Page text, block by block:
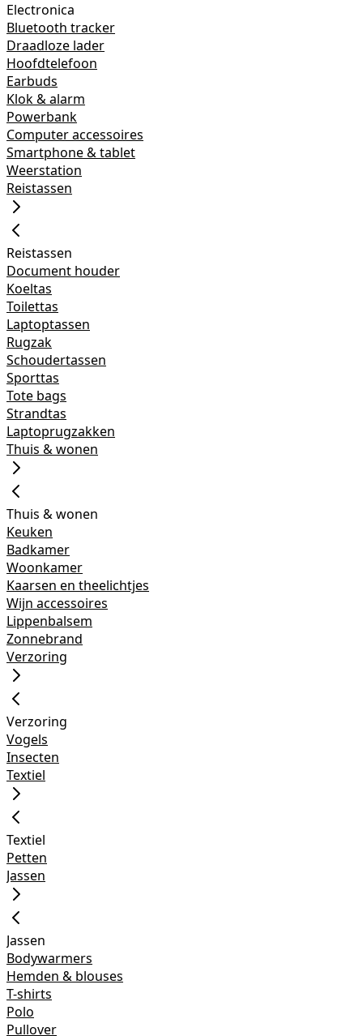
Electronica
Bluetooth tracker
Draadloze lader
Hoofdtelefoon
Earbuds
Klok & alarm
Powerbank
Computer accessoires
Smartphone & tablet
Weerstation
Reistassen
Reistassen
Document houder
Koeltas
Toilettas
Laptoptassen
Rugzak
Schoudertassen
Sporttas
Tote bags
Strandtas
Laptoprugzakken
Thuis & wonen
Thuis & wonen
Keuken
Badkamer
Woonkamer
Kaarsen en theelichtjes
Wijn accessoires
Lippenbalsem
Zonnebrand
Verzoring
Verzoring
Vogels
Insecten
Textiel
Textiel
Petten
Jassen
Jassen
Bodywarmers
Hemden & blouses
T-shirts
Polo
Pullover